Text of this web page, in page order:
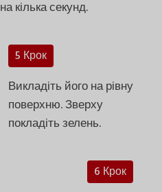
на кілька секунд.
5 Крок
Викладіть його на рівну
поверхню. Зверху
покладіть зелень.
6 Крок